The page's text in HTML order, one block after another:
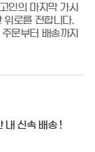
인의 마지막 가시
위로를 전합니다.
문부터 배송까지
내 신속 배송 !